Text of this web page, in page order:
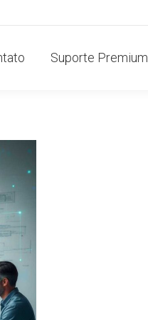
Suporte Premium